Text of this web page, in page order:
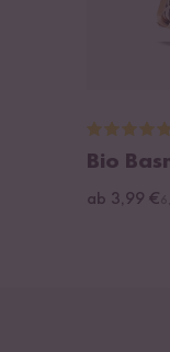
Bio
ab 3,99 €